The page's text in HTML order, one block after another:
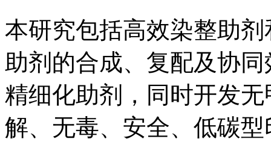
本研究包括高效染整助
助剂的合成、复配及协
精细化助剂，同时开发
解、无毒、安全、低碳